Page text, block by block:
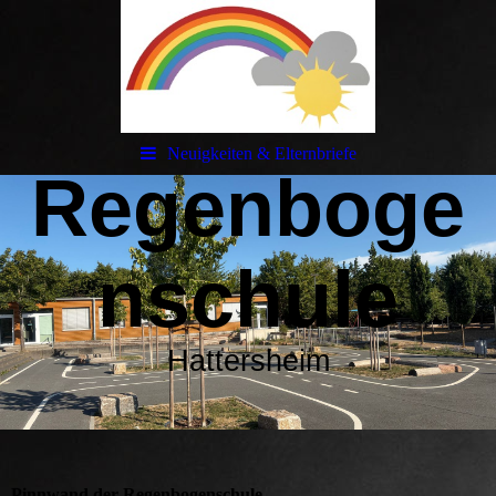
Neuigkeiten & Elternbriefe
Regenboge
nschule
Hattersheim